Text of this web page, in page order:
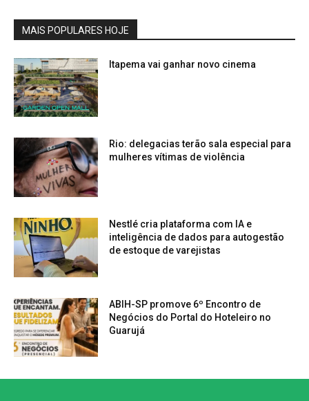
MAIS POPULARES HOJE
Itapema vai ganhar novo cinema
Rio: delegacias terão sala especial para
mulheres vítimas de violência
Nestlé cria plataforma com IA e
inteligência de dados para autogestão
de estoque de varejistas
ABIH-SP promove 6º Encontro de
Negócios do Portal do Hoteleiro no
Guarujá